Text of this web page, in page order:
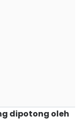
dipotong oleh